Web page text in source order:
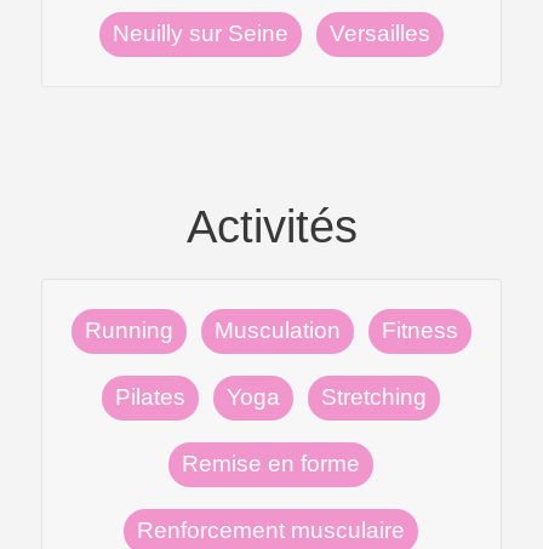
Neuilly sur Seine Versailles
Activités
Running Musculation Fitness
Pilates Yoga Stretching
Remise en forme
Renforcement musculaire